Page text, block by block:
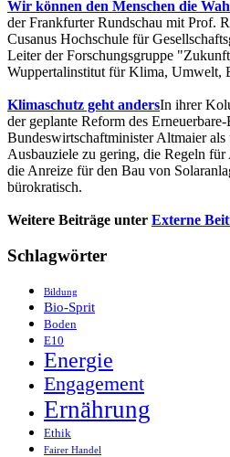
Wir können den Menschen die
der Frankfurter Rundschau mit Prof.
Cusanus Hochschule für
Leiter der Forschungsgruppe
Wuppertalinstitut für Klima, Umwelt,
Klimaschutz geht andersIn ihrer
der geplante Reform des
Bundeswirtschaftminister Altmaier
Ausbauziele zu gering, die Regeln
die Anreize für den Bau von
bürokratisch.
Weitere Beiträge unter Externe
Schlagwörter
Bildung
Bio-Sprit
Boden
E10
Energie
Engagement
Ernährung
Ethik
Fairer Handel